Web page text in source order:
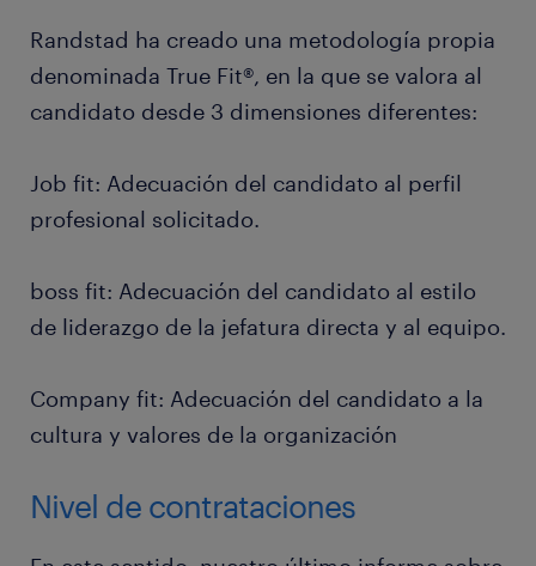
Randstad ha creado una metodología propia
denominada True Fit®, en la que se valora al
candidato desde 3 dimensiones diferentes:
Job fit: Adecuación del candidato al perfil
profesional solicitado.
boss fit: Adecuación del candidato al estilo
de liderazgo de la jefatura directa y al equipo.
Company fit: Adecuación del candidato a la
cultura y valores de la organización
Nivel de contrataciones